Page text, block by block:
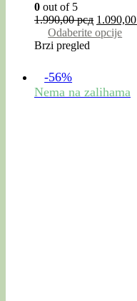
0 out of 5
1.990,00рсд 1.090,00
Odaberite opcije
Brzi pregled
-56%
Nema na zalihama